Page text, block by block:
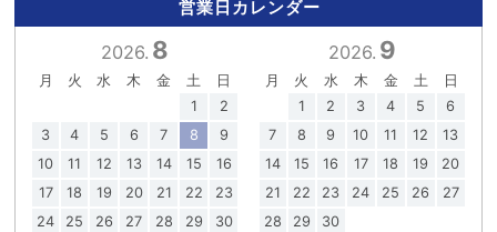
営業日カレンダー
2026. 8
月 火 水 木 金 土
日
1
2
3
4 5 6 7 8
9
10
11 12 13 14 15
16
17
18 19 20 21 22
23
24
25 26 27 28 29
30
2026. 9
月 火 水 木 金 土
日
1
2 3 4 5
6
7
8 9 10 11 12
13
14
15 16 17 18 19
20
21
22 23 24 25 26
27
28
29 30